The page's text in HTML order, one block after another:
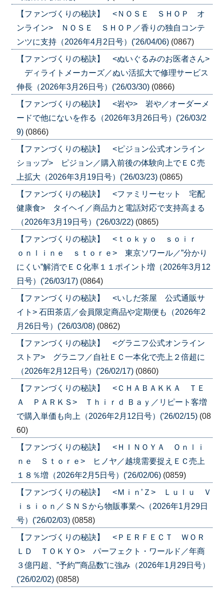
【ファンづくりの秘訣】 <ＮＯＳＥ ＳＨＯＰ オ
ンライン> ＮＯＳＥ ＳＨＯＰ／香りの独自コンテ
ンツに支持（2026年4月2日号）('26/04/06) (0867)
【ファンづくりの秘訣】 <ぬいぐるみのお医者さん>
ディライトメーカーズ／ぬい活拡大で修理サービス
伸長（2026年3月26日号）('26/03/30) (0866)
【ファンづくりの秘訣】 <岩や> 岩や／オーダーメ
ードで他にないを作る（2026年3月26日号）('26/03/2
9) (0866)
【ファンづくりの秘訣】 <ピジョン公式オンライン
ショップ> ピジョン／購入前後の体験向上でＥＣ売
上拡大（2026年3月19日号）('26/03/23) (0865)
【ファンづくりの秘訣】 <ファミリーセット 宅配
健康食> タイヘイ／商品力と電話対応で支持高まる
（2026年3月19日号）('26/03/22) (0865)
【ファンづくりの秘訣】 <ｔｏｋｙｏ ｓｏｉｒ
ｏｎｌｉｎｅ ｓｔｏｒｅ> 東京ソワール／”分かり
にくい”解消でＥＣ化率１１ポイント増（2026年3月12
日号）('26/03/17) (0864)
【ファンづくりの秘訣】 <いしだ茶屋 公式通販サ
イト> 石田茶店／会員限定商品や定期便も（2026年2
月26日号）('26/03/08) (0862)
【ファンづくりの秘訣】 <グラニフ公式オンライン
ストア> グラニフ／自社ＥＣ一本化で売上２倍超に
（2026年2月12日号）('26/02/17) (0860)
【ファンづくりの秘訣】 <ＣＨＡＢＡＫＫＡ ＴＥ
Ａ ＰＡＲＫＳ> Ｔｈｉｒｄ Ｂａｙ／リピート客増
で購入単価も向上（2026年2月12日号）('26/02/15) (08
60)
【ファンづくりの秘訣】 <ＨＩＮＯＹＡ Ｏｎｌｉ
ｎｅ Ｓｔｏｒｅ> ヒノヤ／越境需要捉えＥＣ売上
１８％増（2026年2月5日号）('26/02/06) (0859)
【ファンづくりの秘訣】 <Ｍｉｎ’Ｚ> Ｌｕｌｕ Ｖ
ｉｓｉｏｎ／ＳＮＳから物販事業へ（2026年1月29日
号）('26/02/03) (0858)
【ファンづくりの秘訣】 <ＰＥＲＦＥＣＴ ＷＯＲ
ＬＤ ＴＯＫＹＯ> パーフェクト・ワールド／年商
３億円超、”予約””商品数”に強み（2026年1月29日号）
('26/02/02) (0858)